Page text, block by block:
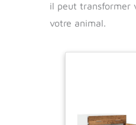
il peut transformer
votre animal.